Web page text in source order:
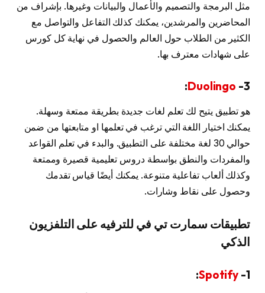
مثل البرمجة والتصميم والأعمال والبيانات وغيرها. بإشراف من
المحاضرين والمرشدين، يمكنك كذلك التفاعل والتواصل مع
الكثير من الطلاب حول العالم والحصول في نهاية كل كورس
على شهادات معترف بها.
3-
Duolingo
:
هو تطبيق يتيح لك تعلم لغات جديدة بطريقة ممتعة وسهلة.
يمكنك اختيار اللغة التي ترغب في تعلمها او متابعتها من ضمن
حوالي 30 لغة مختلفة على التطبيق. والبدء في تعلم القواعد
والمفردات والنطق بواسطة دروس تعليمية قصيرة وممتعة
وكذلك ألعاب تفاعلية متنوعة. يمكنك أيضًا قياس تقدمك
وحصول على نقاط وشارات.
تطبيقات سمارت تي في للترفيه على التلفزيون
الذكي
1-
Spotify
: